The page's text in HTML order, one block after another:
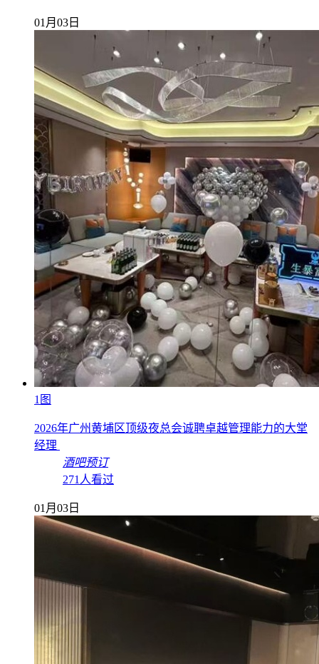
01月03日
1图
2026年广州黄埔区顶级夜总会诚聘卓越管理能力的大堂
经理
酒吧预订
271人看过
01月03日